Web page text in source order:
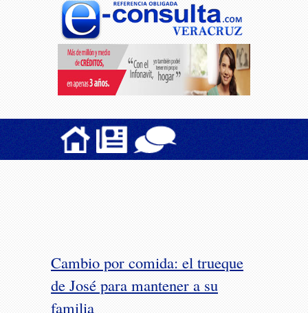
Cambio por comida: el trueque
de José para mantener a su
familia